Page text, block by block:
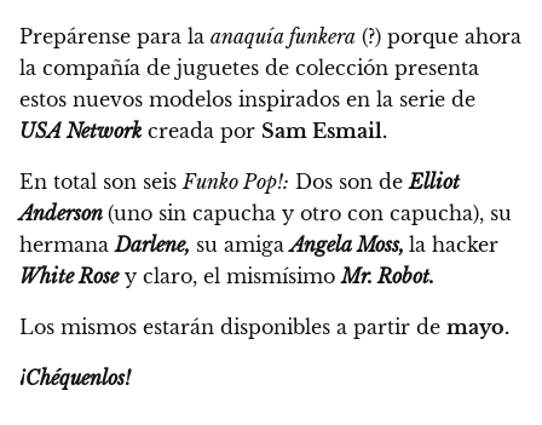
Prepárense para la anaquía funkera (?) porque ahora
la compañía de juguetes de colección presenta
estos nuevos modelos inspirados en la serie de
USA Network creada por Sam Esmail.
En total son seisFunko Pop!: Dos son deElliot
Anderson (uno sin capucha y otro con capucha), su
hermanaDarlene, su amigaAngela Moss, la hacker
White Rosey claro, el mismísimoMr. Robot.
Los mismos estarán disponibles a partir de mayo.
¡Chéquenlos!